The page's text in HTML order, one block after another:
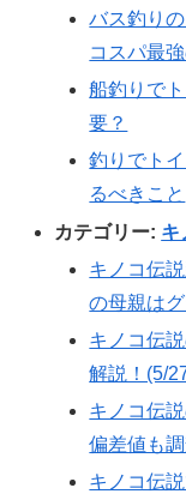
バス釣り
コスパ最
船釣りで
要？
釣りでト
るべきこと
カテゴリー: キ
キノコ伝
の母親は
キノコ伝
解説！(5/
キノコ伝
偏差値も調
キノコ伝